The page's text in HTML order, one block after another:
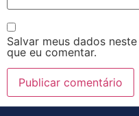
Salvar meus dados
que eu comentar.